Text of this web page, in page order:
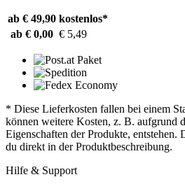
ab € 49,90 kostenlos*
ab € 0,00 € 5,49
* Diese Lieferkosten fallen bei einem
können weitere Kosten, z. B. aufgrund
Eigenschaften der Produkte, entstehen.
du direkt in der Produktbeschreibung.
Hilfe & Support